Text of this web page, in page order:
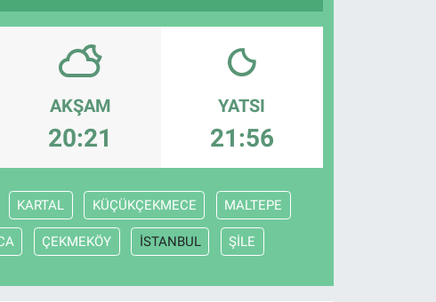
AKŞAM
20:21
YATSI
21:56
KARTAL KÜÇÜKÇEKMECE MALTEPE
ÇEKMEKÖY İSTANBUL ŞİLE